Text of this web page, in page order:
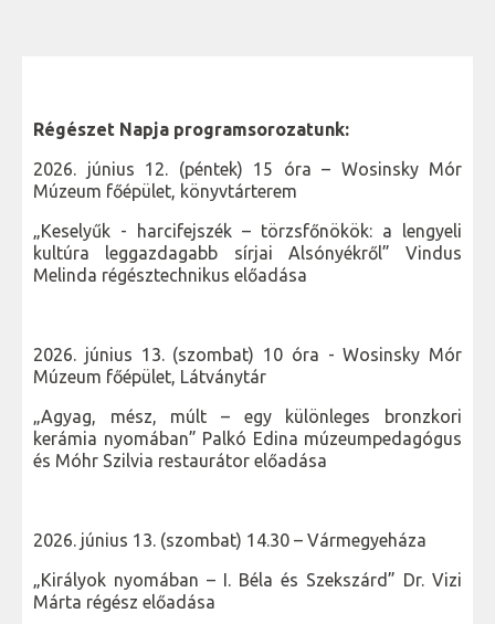
Régészet Napja programsorozatunk:
2026. június 12. (péntek) 15 óra – Wosinsky Mór
Múzeum főépület, könyvtárterem
„Keselyűk - harcifejszék – törzsfőnökök: a lengyeli
kultúra leggazdagabb sírjai Alsónyékről” Vindus
Melinda régésztechnikus előadása
2026. június 13. (szombat) 10 óra - Wosinsky Mór
Múzeum főépület, Látványtár
„Agyag, mész, múlt – egy különleges bronzkori
kerámia nyomában” Palkó Edina múzeumpedagógus
és Móhr Szilvia restaurátor előadása
2026. június 13. (szombat) 14.30 – Vármegyeháza
„Királyok nyomában – I. Béla és Szekszárd” Dr. Vizi
Márta régész előadása